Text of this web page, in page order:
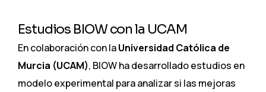
Estudios BIOW con la UCAM
En colaboración con laUniversidad Católica de
Murcia (UCAM), BIOW ha desarrollado estudios en
modelo experimental para analizar si las mejoras